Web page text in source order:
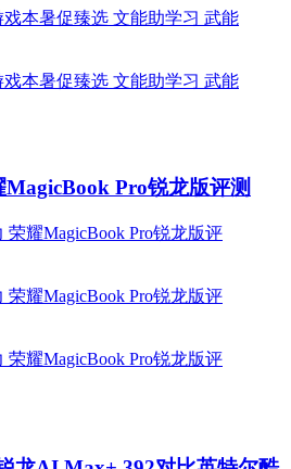
Pro锐龙版评测